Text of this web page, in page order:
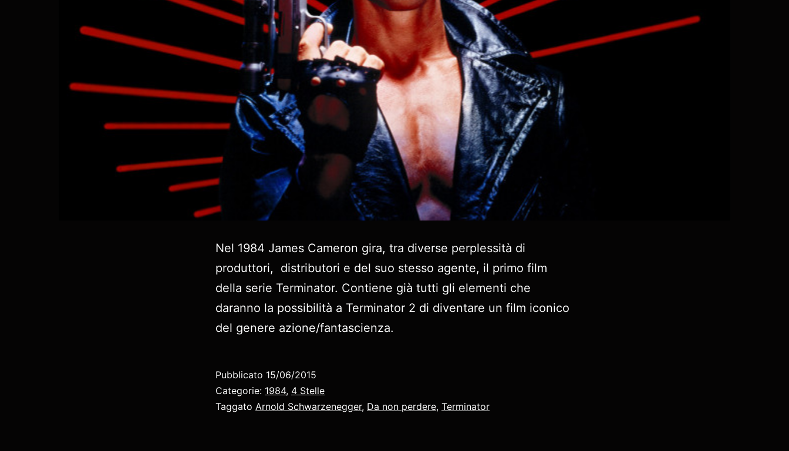
Nel 1984 James Cameron gira, tra diverse perplessità di
produttori, distributori e del suo stesso agente, il primo film
della serie Terminator. Contiene già tutti gli elementi che
daranno la possibilità a Terminator 2 di diventare un film iconico
del genere azione/fantascienza.
Pubblicato 15/06/2015
Categorie: 1984, 4 Stelle
Taggato Arnold Schwarzenegger, Da non perdere, Terminator